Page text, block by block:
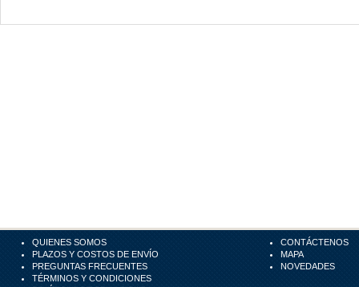
QUIENES SOMOS
PLAZOS Y COSTOS DE ENVÍO
PREGUNTAS FRECUENTES
TÉRMINOS Y CONDICIONES
CONTÁCTENOS
MAPA
NOVEDADES